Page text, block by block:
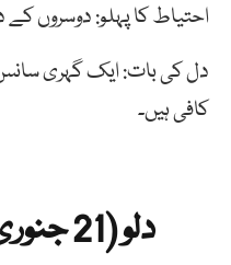
احتیاط کا پہلو: دوسروں کے
دل کی بات: ایک گہری سانس
کافی ہیں۔
دلو (21 جنوری تا 19 فروری)